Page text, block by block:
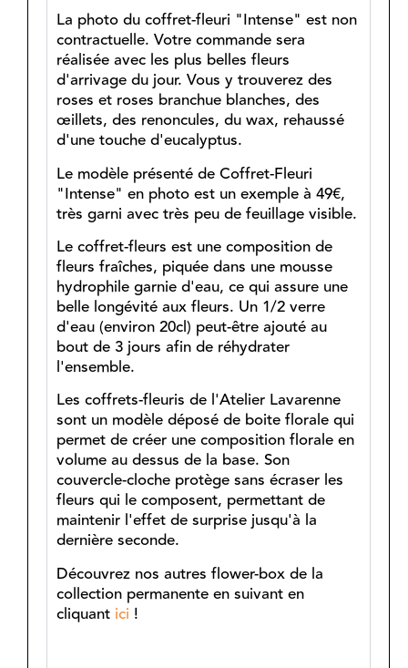
La photo du coffret-fleuri "Intense" est non
contractuelle. Votre commande sera
réalisée avec les plus belles fleurs
d'arrivage du jour. Vous y trouverez des
roses et roses branchue blanches, des
œillets, des renoncules, du wax, rehaussé
d'une touche d'eucalyptus.
Le modèle présenté de Coffret-Fleuri
"Intense" en photo est un exemple à 49€,
très garni avec très peu de feuillage visible.
Le coffret-fleurs est une composition de
fleurs fraîches, piquée dans une mousse
hydrophile garnie d'eau, ce qui assure une
belle longévité aux fleurs. Un 1/2 verre
d'eau (environ 20cl) peut-être ajouté au
bout de 3 jours afin de réhydrater
l'ensemble.
Les coffrets-fleuris de l'Atelier Lavarenne
sont un modèle déposé de boite florale qui
permet de créer une composition florale en
volume au dessus de la base. Son
couvercle-cloche protège sans écraser les
fleurs qui le composent, permettant de
maintenir l'effet de surprise jusqu'à la
dernière seconde.
Découvrez nos autres flower-box de la
collection permanente en suivant en
cliquant ici !